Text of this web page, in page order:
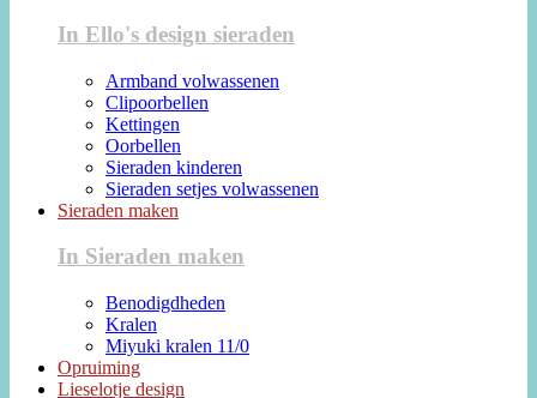
In Ello's design sieraden
Armband volwassenen
Clipoorbellen
Kettingen
Oorbellen
Sieraden kinderen
Sieraden setjes volwassenen
Sieraden maken
In Sieraden maken
Benodigdheden
Kralen
Miyuki kralen 11/0
Opruiming
Lieselotje design